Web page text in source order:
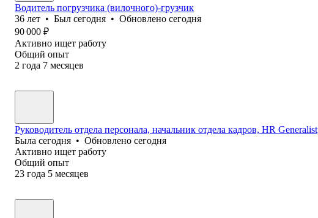
Водитель погрузчика (вилочного)-грузчик
36 лет • Был сегодня • Обновлено сегодня
90 000 ₽
Активно ищет работу
Общий опыт
2 года 7 месяцев
Руководитель отдела персонала, начальник отдела кадров, HR Generalist
Была сегодня • Обновлено сегодня
Активно ищет работу
Общий опыт
23 года 5 месяцев